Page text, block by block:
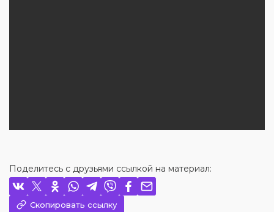
Поделитесь с друзьями ссылкой на материал:
Скопировать ссылку